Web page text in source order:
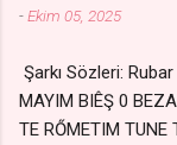
-Ekim 05, 2025
Şarkı Sözleri:
MAYIM BIÊŞ 0
TE RŐMETIM TUNE